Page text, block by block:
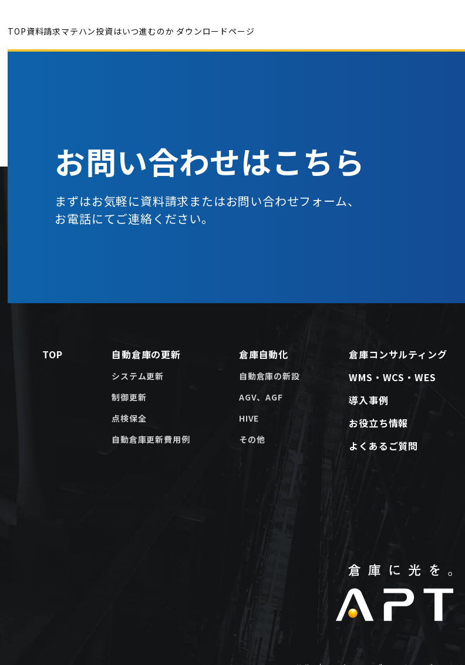
TOP資料請求マテハン投資はいつ進むのか ダウンロードページ
お問い合わせはこちら
まずはお気軽に資料請求またはお問い合わせフォーム、
お電話にてご連絡ください。
TOP 自動倉庫の更新
システム更新
制御更新
点検保全
自動倉庫更新費用例
倉庫自動化
自動倉庫の新設
AGV、AGF
HIVE
その他
倉庫コンサルティング
WMS・WCS・WES
導入事例
お役立ち情報
よくあるご質問